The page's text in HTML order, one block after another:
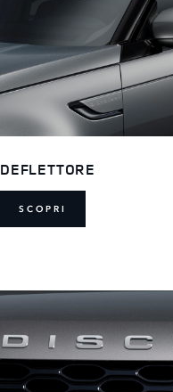
DEFLETTORE
SCOPRI